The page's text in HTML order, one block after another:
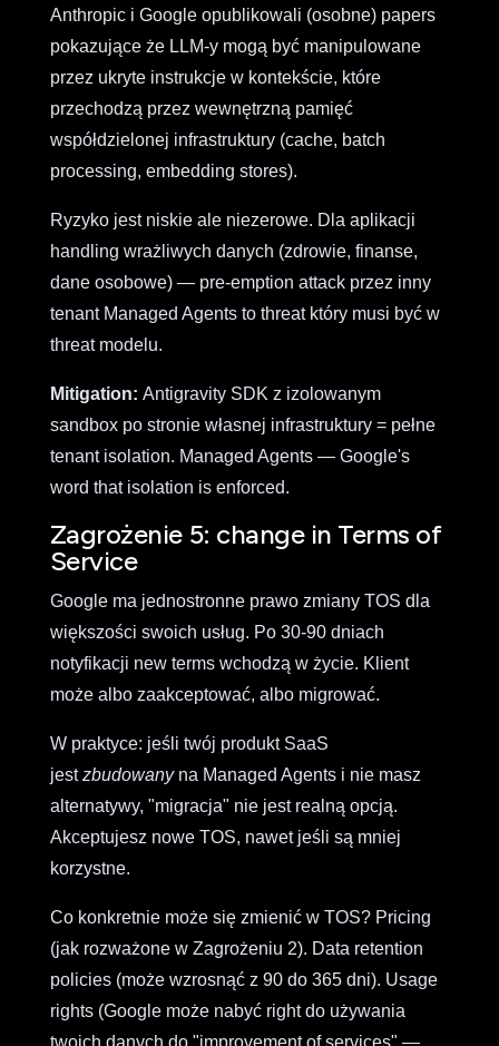
Anthropic i Google opublikowali (osobne) papers
pokazujące że LLM-y mogą być manipulowane
przez ukryte instrukcje w kontekście, które
przechodzą przez wewnętrzną pamięć
współdzielonej infrastruktury (cache, batch
processing, embedding stores).
Ryzyko jest niskie ale niezerowe. Dla aplikacji
handling wrażliwych danych (zdrowie, finanse,
dane osobowe) — pre-emption attack przez inny
tenant Managed Agents to threat który musi być w
threat modelu.
Mitigation: Antigravity SDK z izolowanym
sandbox po stronie własnej infrastruktury = pełne
tenant isolation. Managed Agents — Google's
word that isolation is enforced.
Zagrożenie 5: change in Terms of
Service
Google ma jednostronne prawo zmiany TOS dla
większości swoich usług. Po 30-90 dniach
notyfikacji new terms wchodzą w życie. Klient
może albo zaakceptować, albo migrować.
W praktyce: jeśli twój produkt SaaS
jestzbudowanyna Managed Agents i nie masz
alternatywy, "migracja" nie jest realną opcją.
Akceptujesz nowe TOS, nawet jeśli są mniej
korzystne.
Co konkretnie może się zmienić w TOS? Pricing
(jak rozważone w Zagrożeniu 2). Data retention
policies (może wzrosnąć z 90 do 365 dni). Usage
rights (Google może nabyć right do używania
twoich danych do "improvement of services" —